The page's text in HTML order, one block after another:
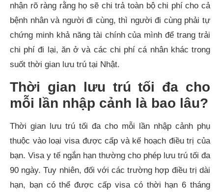
nhận rõ ràng rằng họ sẽ chi trả toàn bộ chi phí cho cả
bệnh nhân và người đi cùng, thì người đi cùng phải tự
chứng minh khả năng tài chính của mình để trang trải
chi phí đi lại, ăn ở và các chi phí cá nhân khác trong
suốt thời gian lưu trú tại Nhật.
Thời gian lưu trú tối đa cho
mỗi lần nhập cảnh là bao lâu?​
Thời gian lưu trú tối đa cho mỗi lần nhập cảnh phụ
thuộc vào loại visa được cấp và kế hoạch điều trị của
bạn. Visa y tế ngắn hạn thường cho phép lưu trú tối đa
90 ngày. Tuy nhiên, đối với các trường hợp điều trị dài
hạn, bạn có thể được cấp visa có thời hạn 6 tháng